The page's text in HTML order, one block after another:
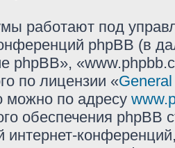
работают под
phpBB (в
phpBB»,
по лицензии «
можно по адресу
обеспечения phpBB
интернет-